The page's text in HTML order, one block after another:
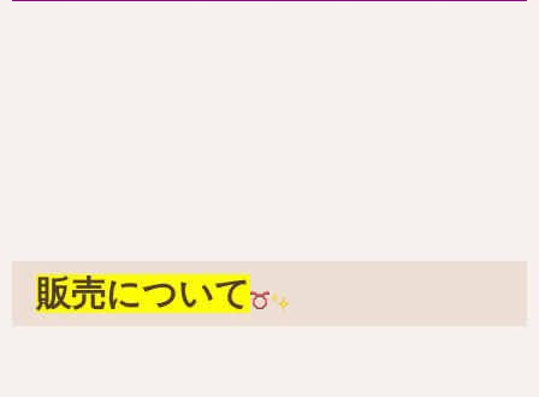
販売について